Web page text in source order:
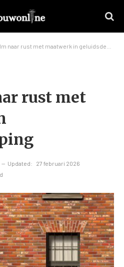
naar rust met maatwerk in geluidsdemping
rust met
Updated:
27 februari 2026